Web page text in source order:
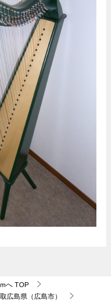
へ TOP
広島県（広島市）